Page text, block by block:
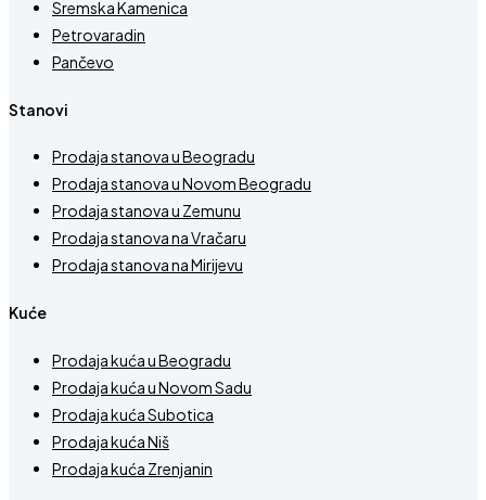
Sremska Kamenica
Petrovaradin
Pančevo
Stanovi
Prodaja stanova u Beogradu
Prodaja stanova u Novom Beogradu
Prodaja stanova u Zemunu
Prodaja stanova na Vračaru
Prodaja stanova na Mirijevu
Kuće
Prodaja kuća u Beogradu
Prodaja kuća u Novom Sadu
Prodaja kuća Subotica
Prodaja kuća Niš
Prodaja kuća Zrenjanin